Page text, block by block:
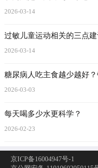
2026-03-14
过敏儿童运动相关的三点建
2026-03-14
糖尿病人吃主食越少越好？
2026-03-03
每天喝多少水更科学？
2026-02-23
京ICP备16004947号-1